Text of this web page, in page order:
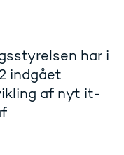
har i
indgået
af nyt it-